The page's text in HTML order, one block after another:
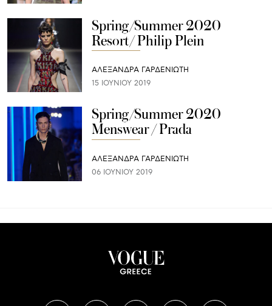
Spring/Summer 2020
Resort/ Philip Plein
ΑΛΕΞΑΝΔΡΑ ΓΑΡΔΕΝΙΩΤΗ
15 ΙΟΥΝΊΟΥ 2019
Spring/Summer 2020
Menswear / Prada
ΑΛΕΞΑΝΔΡΑ ΓΑΡΔΕΝΙΩΤΗ
06 ΙΟΥΝΊΟΥ 2019